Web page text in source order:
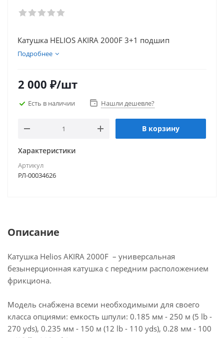
Катушка HELIOS AKIRA 2000F 3+1 подшип
Подробнее
2 000 ₽/шт
Есть в наличии Нашли дешевле?
В корзину
Характеристики
Артикул
РЛ-00034626
Описание
Катушка Helios AKIRA 2000F – универсальная
безынерционная катушка с передним расположением
фрикциона.
Модель снабжена всеми необходимыми для своего
класса опциями: емкость шпули: 0.185 мм - 250 м (5 lb -
270 yds), 0.235 мм - 150 м (12 lb - 110 yds), 0.28 мм - 100